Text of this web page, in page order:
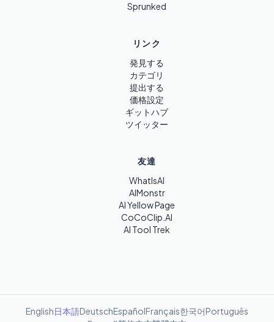
Sprunked
リンク
発見する
カテゴリ
提出する
価格設定
ギットハブ
ツイッター
友達
WhatIsAI
AIMonstr
AI Yellow Page
CoCoClip.AI
AI Tool Trek
English日本語DeutschEspañolFrançais한국어Português